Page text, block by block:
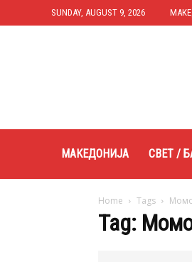
SUNDAY, AUGUST 9, 2026
МАКЕДОНИЈА СВЕТ /
Home Tags
Tag: